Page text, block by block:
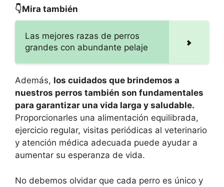
👇Mira también
Las mejores razas de perros
grandes con abundante pelaje
Además, los cuidados que brindemos a
nuestros perros también son fundamentales
para garantizar una vida larga y saludable.
Proporcionarles una alimentación equilibrada,
ejercicio regular, visitas periódicas al veterinario
y atención médica adecuada puede ayudar a
aumentar su esperanza de vida.
No debemos olvidar que cada perro es único y